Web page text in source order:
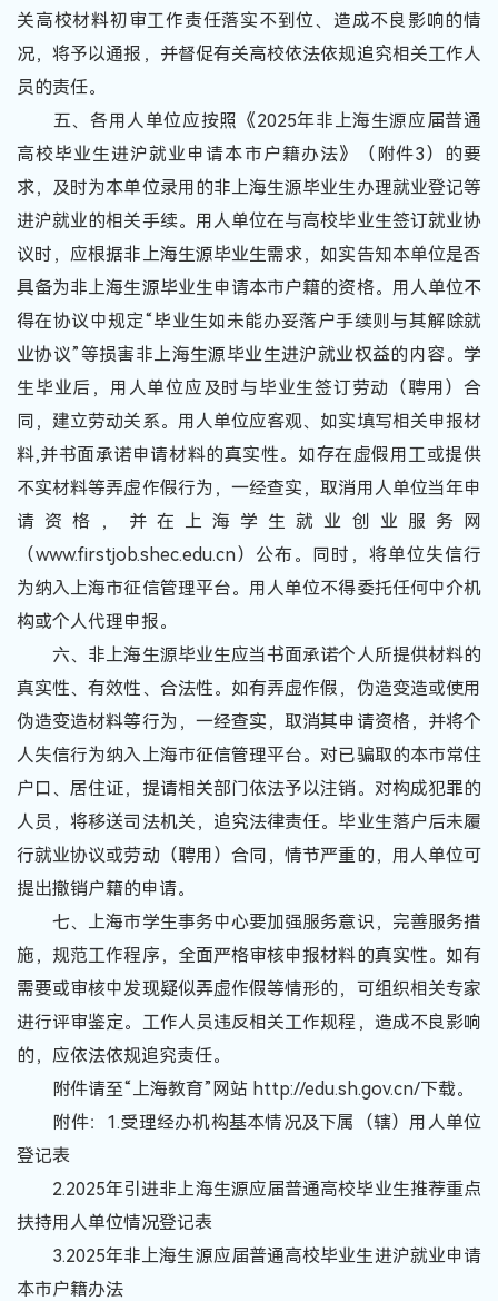
关高校材料初审工作责任落实不到位、造成不良影响的情
况，将予以通报，并督促有关高校依法依规追究相关工作人
员的责任。
五、各用人单位应按照《2025年非上海生源应届普通
高校毕业生进沪就业申请本市户籍办法》（附件3）的要
求，及时为本单位录用的非上海生源毕业生办理就业登记等
进沪就业的相关手续。用人单位在与高校毕业生签订就业协
议时，应根据非上海生源毕业生需求，如实告知本单位是否
具备为非上海生源毕业生申请本市户籍的资格。用人单位不
得在协议中规定“毕业生如未能办妥落户手续则与其解除就
业协议”等损害非上海生源毕业生进沪就业权益的内容。学
生毕业后，用人单位应及时与毕业生签订劳动（聘用）合
同，建立劳动关系。用人单位应客观、如实填写相关申报材
料,并书面承诺申请材料的真实性。如存在虚假用工或提供
不实材料等弄虚作假行为，一经查实，取消用人单位当年申
请资格，并在上海学生就业创业服务网
（www.firstjob.shec.edu.cn）公布。同时，将单位失信行
为纳入上海市征信管理平台。用人单位不得委托任何中介机
构或个人代理申报。
六、非上海生源毕业生应当书面承诺个人所提供材料的
真实性、有效性、合法性。如有弄虚作假，伪造变造或使用
伪造变造材料等行为，一经查实，取消其申请资格，并将个
人失信行为纳入上海市征信管理平台。对已骗取的本市常住
户口、居住证，提请相关部门依法予以注销。对构成犯罪的
人员，将移送司法机关，追究法律责任。毕业生落户后未履
行就业协议或劳动（聘用）合同，情节严重的，用人单位可
提出撤销户籍的申请。
七、上海市学生事务中心要加强服务意识，完善服务措
施，规范工作程序，全面严格审核申报材料的真实性。如有
需要或审核中发现疑似弄虚作假等情形的，可组织相关专家
进行评审鉴定。工作人员违反相关工作规程，造成不良影响
的，应依法依规追究责任。
附件请至“上海教育”网站 http://edu.sh.gov.cn/下载。
附件：1.受理经办机构基本情况及下属（辖）用人单位
登记表
2.2025年引进非上海生源应届普通高校毕业生推荐重点
扶持用人单位情况登记表
3.2025年非上海生源应届普通高校毕业生进沪就业申请
本市户籍办法